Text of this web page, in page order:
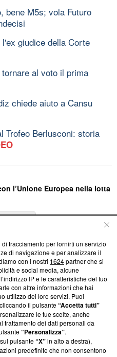
bene M5s; vola Futuro
giudice della Corte
al voto il prima
chiede aiuto a Cansu
Trofeo Berlusconi: storia
l’Unione Europea nella lotta
trasparenti su Blasting
e su come ci impegniamo a
la nostra aderenza a
Blasting News non è
ma ha richiesto di farne
effettuato una verifica di
tracciamento per fornirti un servizio
di navigazione e per analizzare il
con i nostri 1624partner che si
e social media, alcune
IP e le caratteristiche del tuo
con altre informazioni che hai
utilizzo dei loro servizi. Puoi
il pulsante“Accetta tutti”
le tue scelte, anche
trattamento dei dati personali da
“Personalizza”.
pulsante“X”in alto a destra),
predefinite che non consentono